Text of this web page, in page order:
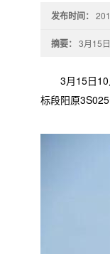
发布时间：
摘要： 3月15
3月15日10
标段阳原